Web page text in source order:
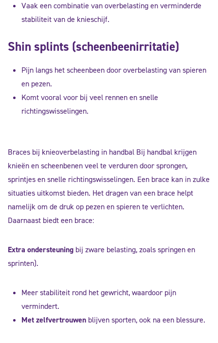
Vaak een combinatie van overbelasting en verminderde
stabiliteit van de knieschijf.
Shin splints (scheenbeenirritatie)
Pijn langs het scheenbeen door overbelasting van spieren
en pezen.
Komt vooral voor bij veel rennen en snelle
richtingswisselingen.
Braces bij knieoverbelasting in handbal Bij handbal krijgen
knieën en scheenbenen veel te verduren door sprongen,
sprintjes en snelle richtingswisselingen. Een brace kan in zulke
situaties uitkomst bieden. Het dragen van een brace helpt
namelijk om de druk op pezen en spieren te verlichten.
Daarnaast biedt een brace:
Extra ondersteuning bij zware belasting, zoals springen en
sprinten).
Meer stabiliteit rond het gewricht, waardoor pijn
vermindert.
Met zelfvertrouwen blijven sporten, ook na een blessure.